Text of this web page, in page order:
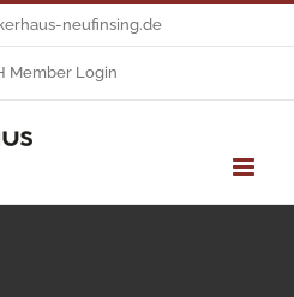
neufinsing.de
Member Login